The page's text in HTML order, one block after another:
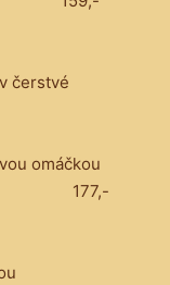
čerstvé
omáčkou
177,-